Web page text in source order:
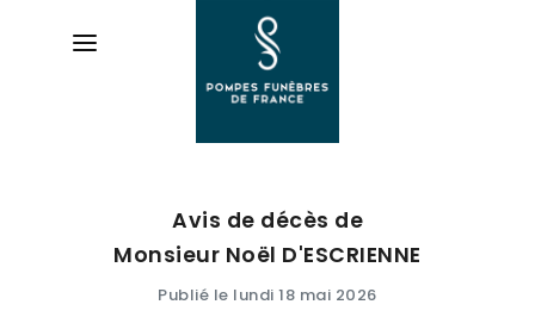
AVIS DE DÉCÈS
Avis de décès de
Monsieur Noël D'ESCRIENNE
Publié le lundi 18 mai 2026